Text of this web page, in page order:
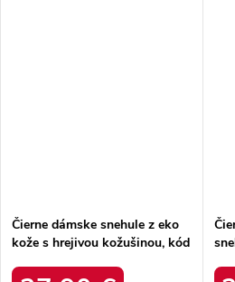
Čierne dámske snehule z eko
kože s hrejivou kožušinou, kód
BLACK